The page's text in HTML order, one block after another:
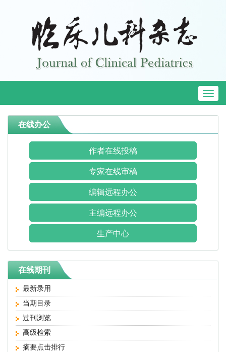
在线办公
作者在线投稿
专家在线审稿
编辑远程办公
主编远程办公
生产中心
在线期刊
最新录用
当期目录
过刊浏览
高级检索
摘要点击排行